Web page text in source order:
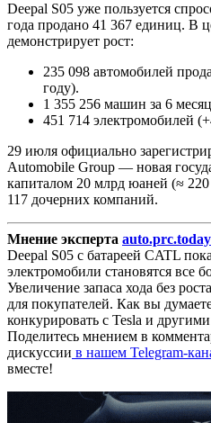
Deepal S05 уже пользуется
года продано 41 367 единиц. В
демонстрирует рост:
235 098 автомобилей
году).
1 355 256 машин за 6
451 714 электромобилей
29 июля официально
Automobile Group — новая
капиталом 20 млрд юаней (≈
117 дочерних компаний.
Мнение эксперта auto.prc.today
Deepal S05 с батареей CATL
электромобили становятся все
Увеличение запаса хода без
для покупателей. Как вы
конкурировать с Tesla и
Поделитесь мнением в
дискуссии в нашем Telegram-
вместе!